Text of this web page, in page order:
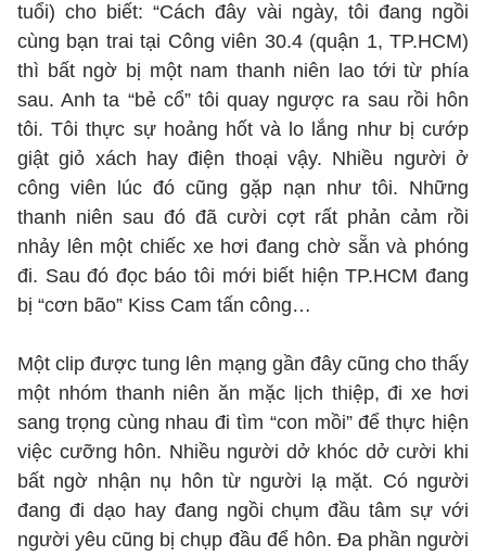
tuổi) cho biết: “Cách đây vài ngày, tôi đang ngồi
cùng bạn trai tại Công viên 30.4 (quận 1, TP.HCM)
thì bất ngờ bị một nam thanh niên lao tới từ phía
sau. Anh ta “bẻ cổ” tôi quay ngược ra sau rồi hôn
tôi. Tôi thực sự hoảng hốt và lo lắng như bị cướp
giật giỏ xách hay điện thoại vậy. Nhiều người ở
công viên lúc đó cũng gặp nạn như tôi. Những
thanh niên sau đó đã cười cợt rất phản cảm rồi
nhảy lên một chiếc xe hơi đang chờ sẵn và phóng
đi. Sau đó đọc báo tôi mới biết hiện TP.HCM đang
bị “cơn bão” Kiss Cam tấn công…
Một clip được tung lên mạng gần đây cũng cho thấy
một nhóm thanh niên ăn mặc lịch thiệp, đi xe hơi
sang trọng cùng nhau đi tìm “con mồi” để thực hiện
việc cưỡng hôn. Nhiều người dở khóc dở cười khi
bất ngờ nhận nụ hôn từ người lạ mặt. Có người
đang đi dạo hay đang ngồi chụm đầu tâm sự với
người yêu cũng bị chụp đầu để hôn. Đa phần người